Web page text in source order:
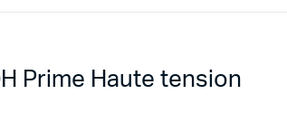
Prime Haute tension